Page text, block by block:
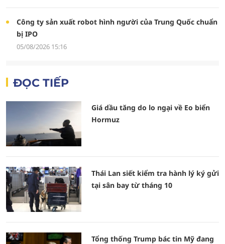
Công ty sản xuất robot hình người của Trung Quốc chuẩn
bị IPO
05/08/2026 15:16
ĐỌC TIẾP
Giá dầu tăng do lo ngại về Eo biển
Hormuz
Thái Lan siết kiểm tra hành lý ký gửi
tại sân bay từ tháng 10
Tổng thống Trump bác tin Mỹ đang